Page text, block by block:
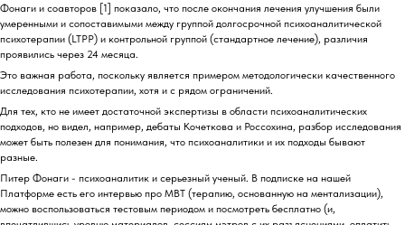
Фонаги и соавторов [1] показало, что после окончания лечения улучшения были
умеренными и сопоставимыми между группой долгосрочной психоаналитической
психотерапии (LTPP) и контрольной группой (стандартное лечение), различия
проявились через 24 месяца.
Это важная работа, поскольку является примером методологически качественного
исследования психотерапии, хотя и с рядом ограничений.
Для тех, кто не имеет достаточной экспертизы в области психоаналитических
подходов, но видел, например, дебаты Кочеткова и Россохина, разбор исследования
может быть полезен для понимания, что психоаналитики и их подходы бывают
разные.
Питер Фонаги - психоаналитик и серьезный ученый. В подписке на нашей
Платформе есть его интервью про MBT (терапию, основанную на ментализации),
можно воспользоваться тестовым периодом и посмотреть бесплатно (и,